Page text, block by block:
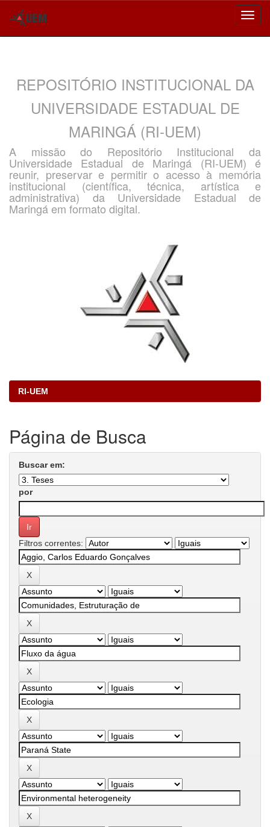
REPOSITÓRIO INSTITUCIONAL DA
UNIVERSIDADE ESTADUAL DE
MARINGÁ (RI-UEM)
A missão do Repositório Institucional da
Universidade Estadual de Maringá (RI-UEM) é
reunir, preservar e permitir o acesso à memória
institucional (científica, técnica, artística e
administrativa) da Universidade Estadual de
Maringá em formato digital.
RI-UEM
Página de Busca
Buscar em:
por
Filtros correntes: